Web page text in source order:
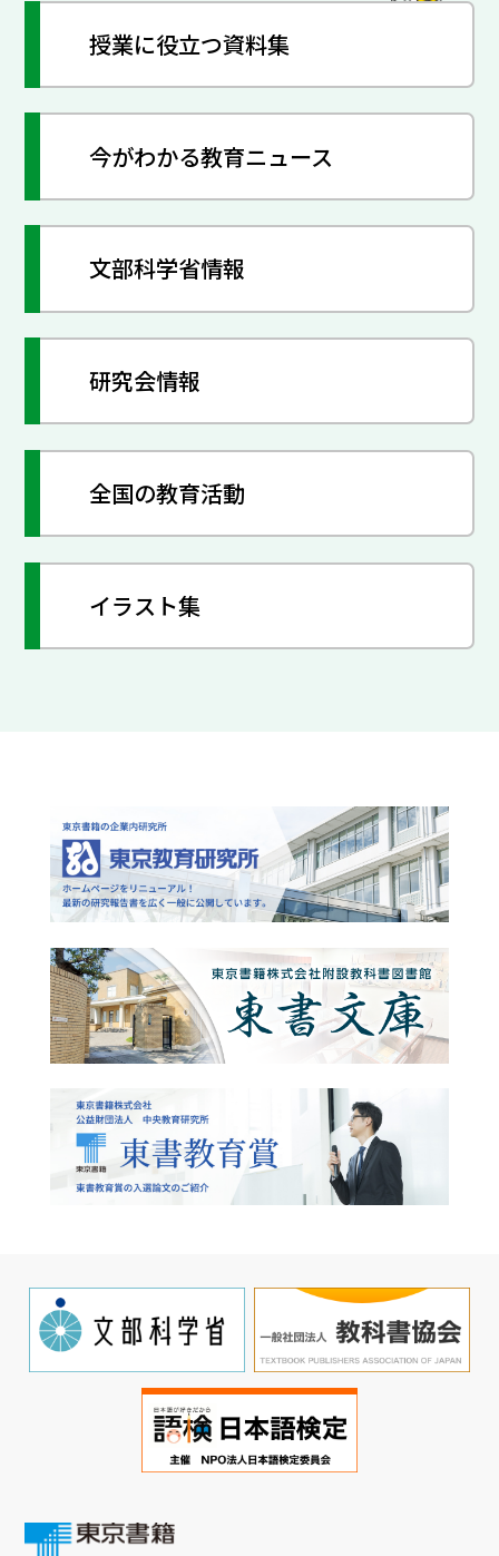
授業に役立つ資料集
今がわかる教育ニュース
文部科学省情報
研究会情報
全国の教育活動
イラスト集